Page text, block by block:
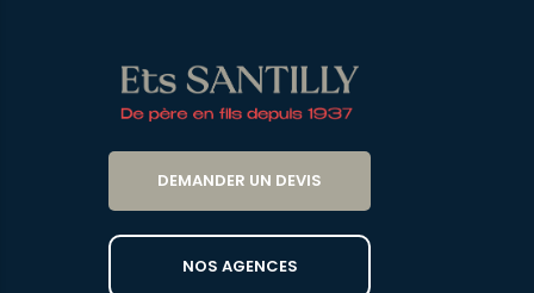
DEMANDER UN DEVIS
NOS AGENCES